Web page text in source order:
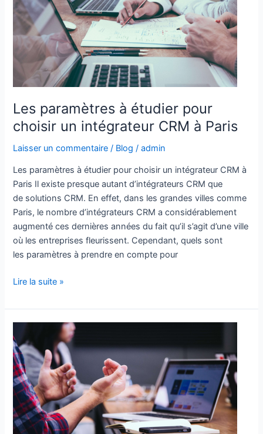
Les paramètres à étudier pour
choisir un intégrateur CRM à Paris
Laisser un commentaire / Blog /admin
Les paramètres à étudier pour choisir un intégrateur CRM à
Paris Il existe presque autant d’intégrateurs CRM que
de solutions CRM. En effet, dans les grandes villes comme
Paris, le nombre d’intégrateurs CRM a considérablement
augmenté ces dernières années du fait qu’il s’agit d’une ville
où les entreprises fleurissent. Cependant, quels sont
les paramètres à prendre en compte pour
étudier
pour
choisir
un
intégrateur
CRM
Paris
Lire la suite »
Salesforce
Pardot
:
apprendre
à
synchroniser
ces